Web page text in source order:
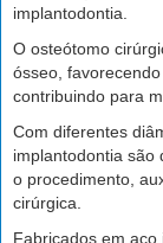
implantodontia.
O osteótomo
ósseo,
contribuindo para
Com diferentes
implantodontia são
o procedimento,
cirúrgica.
Fabricados em